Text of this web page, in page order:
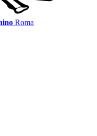
Roma